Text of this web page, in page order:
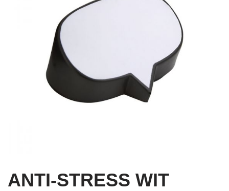
ANTI-STRESS WIT